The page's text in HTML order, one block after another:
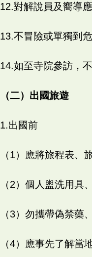
12.對解說員及嚮導
13.不冒險或單獨到危
14.如至寺院參訪，
（二）出國旅遊
1.出國前
（1）應將旅程表、
（2）個人盥洗用具
（3）勿攜帶偽禁藥
（4）應事先了解當